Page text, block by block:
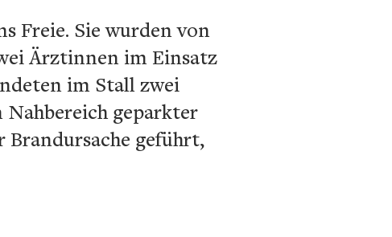
Freie. Sie wurden von
Ärztinnen im Einsatz
im Stall zwei
Nahbereich geparkter
geführt,